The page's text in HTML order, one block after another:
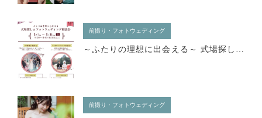
前撮り・フォトウェディング
～ふたりの理想に出会える～ 式場探し＆フォトウェディング相談会
前撮り・フォトウェディング